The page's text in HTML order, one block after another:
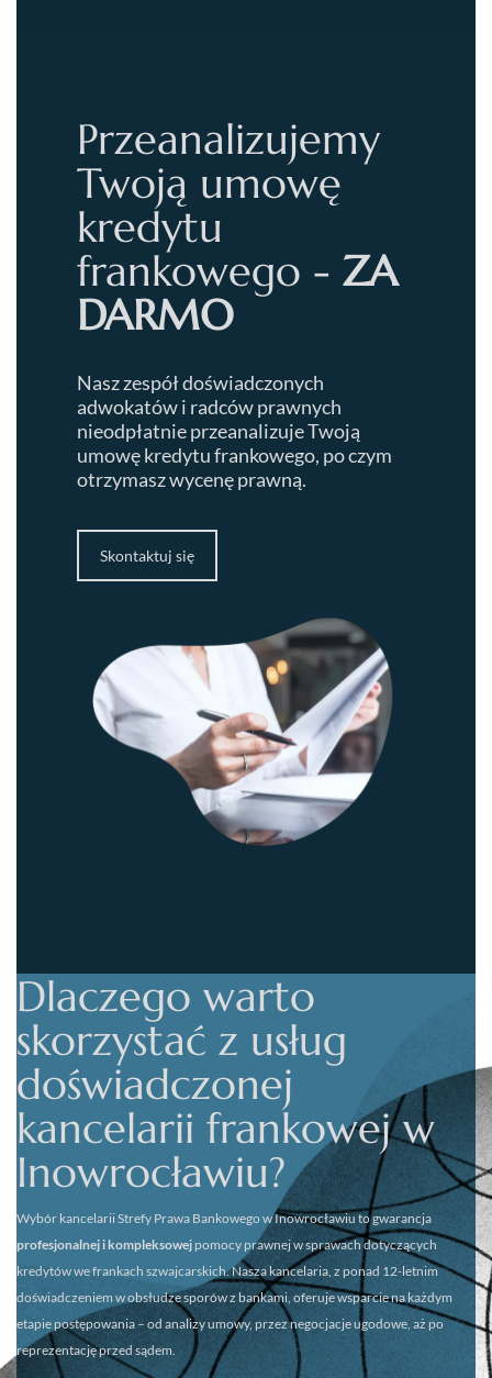
Przeanalizujemy
Twoją umowę
kredytu
frankowego - ZA
DARMO
Nasz zespół doświadczonych
adwokatów i radców prawnych
nieodpłatnie przeanalizuje Twoją
umowę kredytu frankowego, po czym
otrzymasz wycenę prawną.
Skontaktuj się
Dlaczego warto
skorzystać z usług
doświadczonej
kancelarii frankowej w
Inowrocławiu?
Wybór kancelariiStrefy Prawa Bankowego w Inowrocławiu to gwarancja
profesjonalnej i kompleksowej pomocy prawnej w sprawach dotyczących
kredytów we frankach szwajcarskich. Nasza kancelaria, z ponad 12-letnim
doświadczeniem w obsłudze sporów z bankami, oferuje wsparcie na każdym
etapie postępowania – od analizy umowy, przez negocjacje ugodowe, aż po
reprezentację przed sądem.